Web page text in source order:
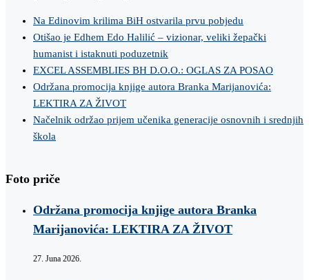
Na Edinovim krilima BiH ostvarila prvu pobjedu
Otišao je Edhem Edo Halilić – vizionar, veliki žepački
humanist i istaknuti poduzetnik
EXCEL ASSEMBLIES BH D.O.O.: OGLAS ZA POSAO
Održana promocija knjige autora Branka Marijanovića:
LEKTIRA ZA ŽIVOT
Načelnik održao prijem učenika generacije osnovnih i srednjih
škola
Foto priče
Održana promocija knjige autora Branka
Marijanovića: LEKTIRA ZA ŽIVOT
27. Juna 2026.